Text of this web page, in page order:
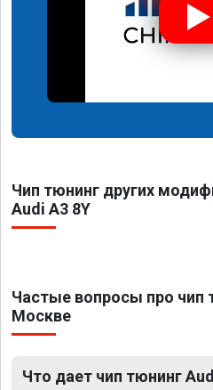
Чип тюнинг других
Audi A3 8Y
Частые вопросы про чип
Москве
Что дает чип тюнинг